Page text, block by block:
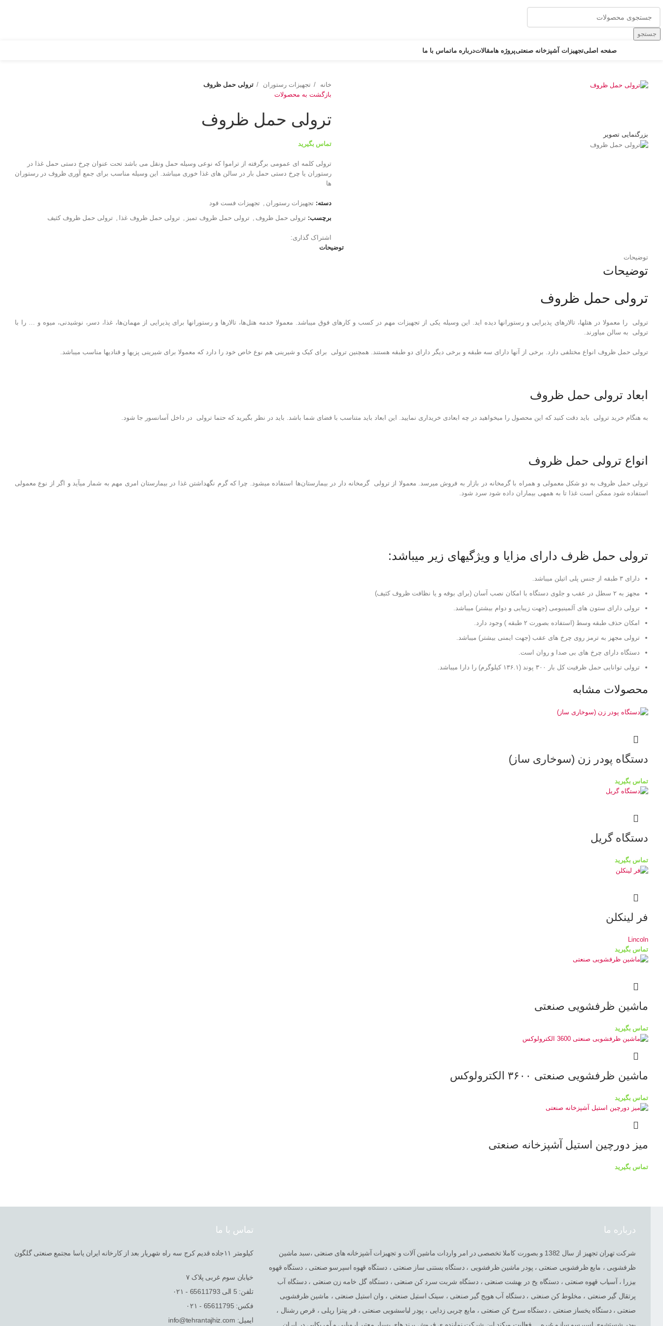
جستجو
صفحه اصلیتجهیزات آشپزخانه صنعتیپروژه هامقالاتدرباره ماتماس با ما
بزرگنمایی تصویر
خانه تجهیزات رستوران
ترولی حمل ظروف
بازگشت به محصولات
ترولی حمل ظروف
تماس بگیرید
ترولی کلمه ای عمومی برگرفته از تراموا که نوعی وسیله حمل ونقل می باشد تحت عنوان چرخ دستی حمل غذا در
رستوران یا چرخ دستی حمل بار در سالن های غذا خوری میباشد. این وسیله مناسب برای جمع آوری ظروف در رستوران
ها
دسته: تجهیزات رستوران , تجهیزات فست فود
برچسب: ترولی حمل ظروف , ترولی حمل ظروف تمیز , ترولی حمل ظروف غذا , ترولی حمل ظروف کثیف
اشتراک گذاری:
توضیحات
توضیحات
توضیحات
ترولی حمل ظروف
ترولی را معمولا در هتل‎ها، تالارهای پذیرایی و رستوران‎ها دیده اید. این وسیله یکی از تجهیزات مهم در کسب و کارهای فوق می‎باشد. معمولا خدمه هتل‌ها، تالارها و رستوران‎ها برای پذیرایی از مهمان‌ها، غذا، دسر، نوشیدنی، میوه و … را با
ترولی به سالن می‎اورند.
ترولی حمل ظروف انواع مختلفی دارد. برخی از آنها دارای سه طبقه و برخی دیگر دارای دو طبقه هستند. همچنین ترولی برای کیک و شیرینی هم نوع خاص خود را دارد که معمولا برای شیرینی پزی‎ها و قنادی‎ها مناسب میباشد.
ابعاد ترولی حمل ظروف
به هنگام خرید ترولی باید دقت کنید که این محصول را میخواهید در چه ابعادی خریداری نمایید. این ابعاد باید متناسب با فضای شما باشد. باید در نظر بگیرید که حتما ترولی در داخل آسانسور جا شود.
انواع ترولی حمل ظروف
ترولی حمل ظروف به دو شکل معمولی و همراه با گرمخانه در بازار به فروش میرسد. معمولا از ترولی گرمخانه دار در بیمارستان‌ها استفاده میشود. چرا که گرم نگهداشتن غذا در بیمارستان امری مهم به شمار می‎آید و اگر از نوع معمولی
استفاده شود ممکن است غذا تا به همه‎ی بیماران داده شود سرد شود.
ترولی حمل ظرف دارای مزایا و ویژگیهای زیر میباشد:
دارای ۳ طبقه از جنس پلی اتیلن میباشد.
مجهز به ۲ سطل در عقب و جلوی دستگاه با امکان نصب آسان (برای بوفه و یا نظافت ظروف کثیف)
ترولی دارای ستون های آلمینیومی (جهت زیبایی و دوام بیشتر) میباشد.
امکان حذف طبقه وسط (استفاده بصورت ۲ طبقه ) وجود دارد.
ترولی مجهز به ترمز روی چرخ های عقب (جهت ایمنی بیشتر) میباشد.
دستگاه دارای چرخ های بی صدا و روان است.
ترولی توانایی حمل ظرفیت کل بار ۳۰۰ پوند (۱۳۶.۱ کیلوگرم) را دارا میباشد.
محصولات مشابه
دستگاه پودر زن (سوخاری ساز)
تماس بگیرید
دستگاه گریل
تماس بگیرید
فر لینکلن
Lincoln
تماس بگیرید
ماشین ظرفشویی صنعتی
تماس بگیرید
ماشین ظرفشویی صنعتی ۳۶۰۰ الکترولوکس
تماس بگیرید
میز دورچین استیل آشپزخانه صنعتی
تماس بگیرید
درباره ما
شرکت تهران تجهیز از سال 1382 و بصورت کاملا تخصصی در امر واردات ماشین آلات و تجهبزات آشپزخانه های صنعتی ،سبد ماشین
ظرفشویی ، مایع ظرفشویی صنعتی ، پودر ماشین ظرفشویی ، دستگاه بستنی ساز صنعتی ، دستگاه قهوه اسپرسو صنعتی ، دستگاه قهوه
بیزرا ، آسیاب قهوه صنعتی ، دستگاه یخ در بهشت صنعتی ، دستگاه شربت سرد کن صنعتی ، دستگاه گل خامه زن صنعتی ، دستگاه آب
پرتقال گیر صنعتی ، مخلوط کن صنعتی ، دستگاه آب هویج گیر صنعتی ، سینک استیل صنعتی ، وان استیل صنعتی ، ماشین ظرفشویی
صنعتی ، دستگاه یخساز صنعتی ، دستگاه سرخ کن صنعتی ، مایع چربی زدایی ، پودر لباسشویی صنعتی ، فر پیتزا ریلی ، قرص رشنال ،
تماس با ما
کیلومتر ١١جاده قدیم کرج سه راه شهریار بعد از کارخانه ایران یاسا مجتمع صنعتی گلگون
خیابان سوم غربی پلاک ٧
تلفن: 5 الی 65611793 - ۰۲۱
فکس: 65611795 - ۰۲۱
ایمیل: info@tehrantajhiz.com